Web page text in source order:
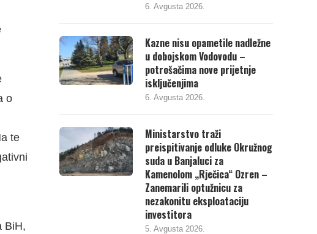
o
te
BiH,
6. Avgusta 2026.
Kazne nisu opametile nadležne
u dobojskom Vodovodu –
potrošačima nove prijetnje
isključenjima
6. Avgusta 2026.
Ministarstvo traži
preispitivanje odluke Okružnog
suda u Banjaluci za
Kamenolom „Rječica“ Ozren –
Zanemarili optužnicu za
nezakonitu eksploataciju
investitora
5. Avgusta 2026.